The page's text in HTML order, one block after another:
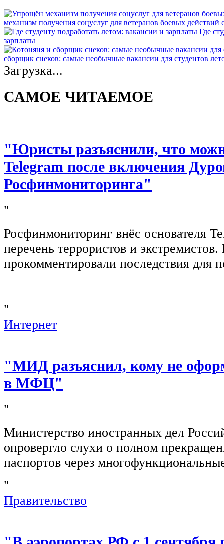
механизм получения соцуслуг для ветеранов боевых действий
Где
зарплаты
сборщик снеков: самые необычные вакансии для студентов
Загрузка...
САМОЕ ЧИТАЕМОЕ
"Юристы разъяснили, что
Telegram после включения
Росфинмониторинга"
"
Росфинмониторинг внёс основателя
перечень террористов и
прокомментировали последствия для
"
Интернет
"МИД разъяснил, кому не
в МФЦ"
"
Министерство иностранных дел
опровергло слухи о полном
паспортов через
"
Правительство